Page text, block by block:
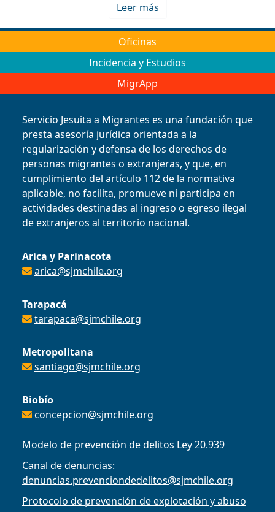
Leer más
Oficinas
Incidencia y Estudios
MigrApp
Servicio Jesuita a Migrantes es una fundación que
presta asesoría jurídica orientada a la
regularización y defensa de los derechos de
personas migrantes o extranjeras, y que, en
cumplimiento del artículo 112 de la normativa
aplicable, no facilita, promueve ni participa en
actividades destinadas al ingreso o egreso ilegal
de extranjeros al territorio nacional.
Arica y Parinacota
arica@sjmchile.org
Tarapacá
tarapaca@sjmchile.org
Metropolitana
santiago@sjmchile.org
Biobío
concepcion@sjmchile.org
Modelo de prevención de delitos Ley 20.939
Canal de denuncias:
denuncias.prevenciondedelitos@sjmchile.org
Protocolo de prevención de explotación y abuso